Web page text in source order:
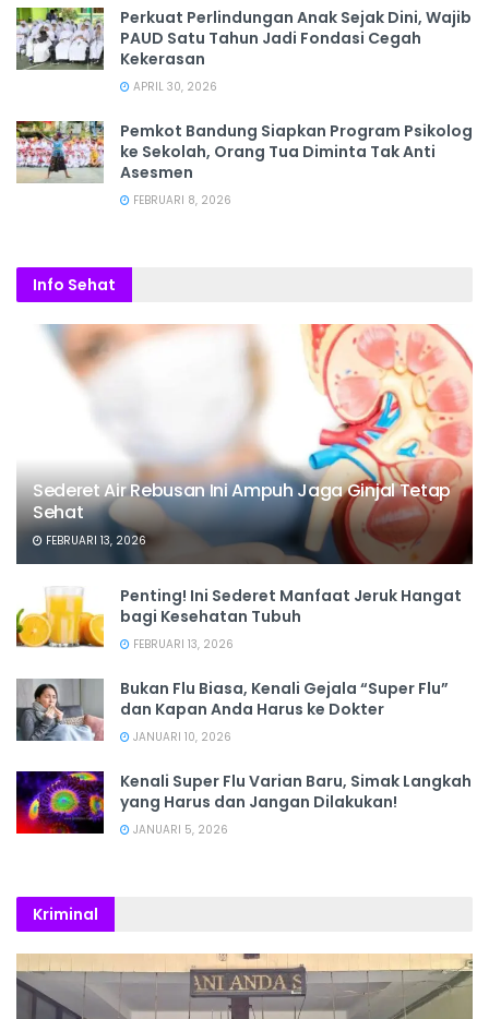
Perkuat Perlindungan Anak Sejak Dini, Wajib
PAUD Satu Tahun Jadi Fondasi Cegah
Kekerasan
APRIL 30, 2026
Pemkot Bandung Siapkan Program Psikolog
ke Sekolah, Orang Tua Diminta Tak Anti
Asesmen
FEBRUARI 8, 2026
Info Sehat
Sederet Air Rebusan Ini Ampuh Jaga Ginjal Tetap
Sehat
FEBRUARI 13, 2026
Penting! Ini Sederet Manfaat Jeruk Hangat
bagi Kesehatan Tubuh
FEBRUARI 13, 2026
Bukan Flu Biasa, Kenali Gejala “Super Flu”
dan Kapan Anda Harus ke Dokter
JANUARI 10, 2026
Kenali Super Flu Varian Baru, Simak Langkah
yang Harus dan Jangan Dilakukan!
JANUARI 5, 2026
Kriminal